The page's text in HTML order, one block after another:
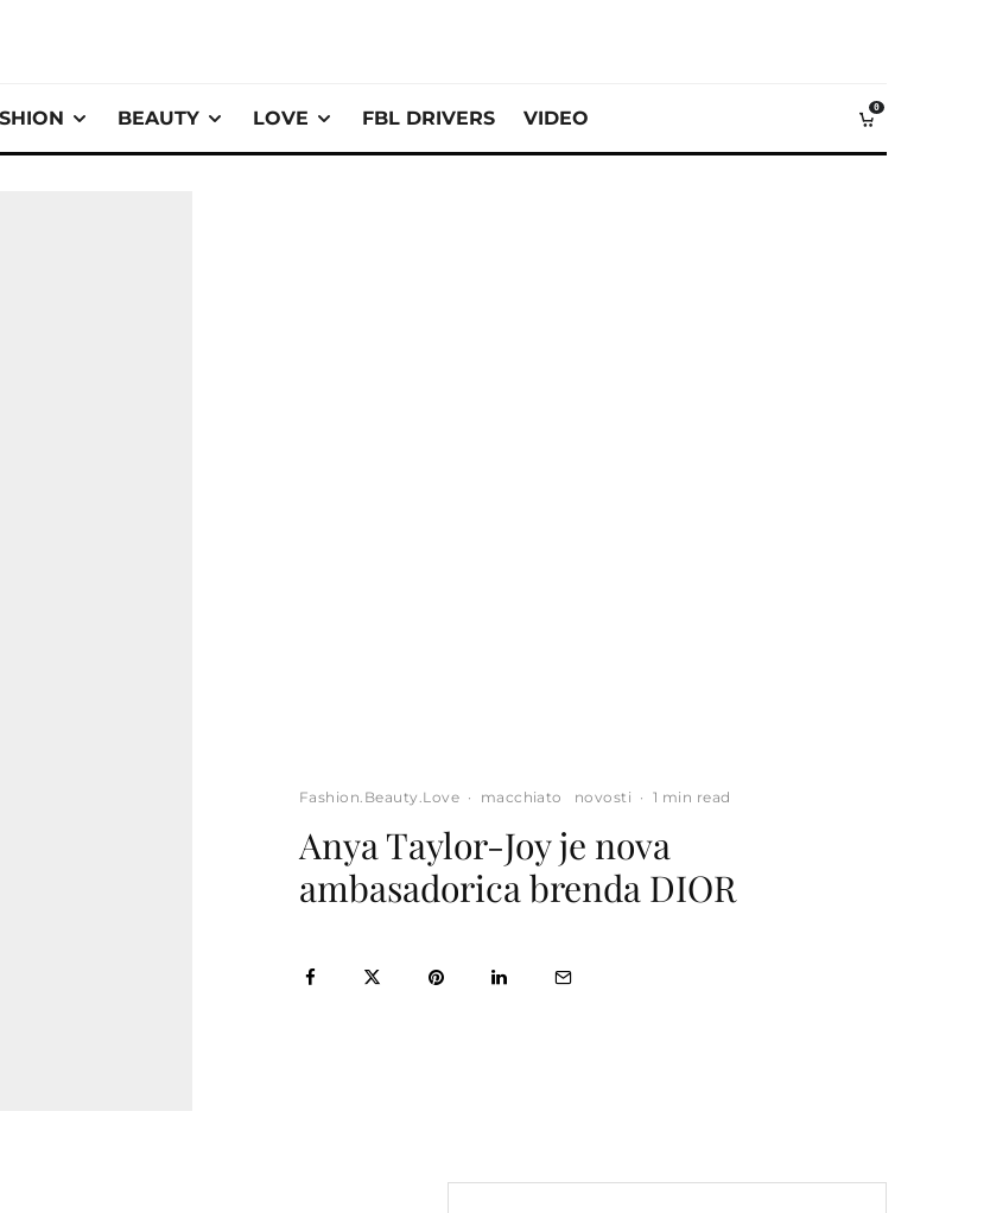
BEAUTY LOVE FBL DRIVERS VIDEO 0
Fashion.Beauty.Love · macchiato novosti · 1 min read
Anya Taylor-Joy je nova
ambasadorica brenda DIOR